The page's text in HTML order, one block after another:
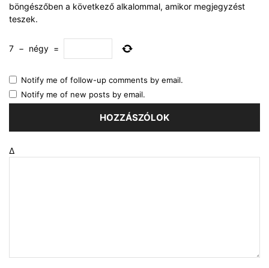
böngészőben a következő alkalommal, amikor megjegyzést
teszek.
7 − négy =
Notify me of follow-up comments by email.
Notify me of new posts by email.
Δ